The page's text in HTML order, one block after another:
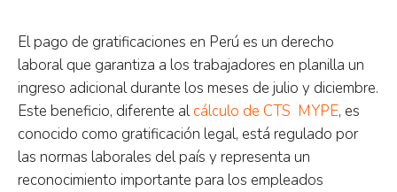
El pago de gratificaciones en Perú es un derecho
laboral que garantiza a los trabajadores en planilla un
ingreso adicional durante los meses de julio y diciembre.
Este beneficio, diferente alcálculo de CTS MYPE, es
conocido como gratificación legal, está regulado por
las normas laborales del país y representa un
reconocimiento importante para los empleados